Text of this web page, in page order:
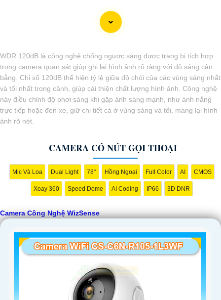
WDR 120dB là công nghệ chống ngược sáng được trang bị tích hợp
trong camera quan sát giúp ghi lại hình ảnh rõ ràng với độ sáng cân
bằng. Chỉ số 120dB thể hiện tỷ lệ giữa độ chói của các vùng sáng nhất
và tối nhất trong cảnh, giúp cải thiện chất lượng hình ảnh. Công nghệ
này điều chỉnh độ phơi sáng khi gặp ánh sáng mạnh, như ánh nắng
trực tiếp hoặc đèn xe, giữ chi tiết cả ở vùng sáng và tối, mang lại hình
ảnh rõ nét.
CAMERA CÓ NÚT GỌI THOẠI
Mic Và Loa Dual Light 78° Hồng Ngoại Full Color AI CMOS
Xoay 360 Speed Dome AI Coding IP66 3D DNR
Camera Công Nghệ WizSense